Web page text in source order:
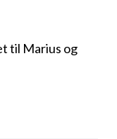
til Marius og